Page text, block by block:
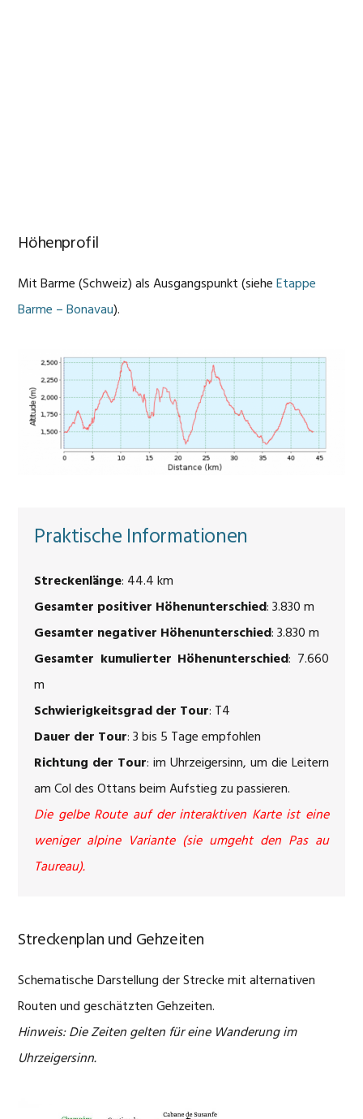
Höhenprofil
Mit Barme (Schweiz) als Ausgangspunkt (sieheEtappe
Barme – Bonavau).
Praktische Informationen
Streckenlänge: 44.4 km
Gesamter positiver Höhenunterschied: 3.830 m
Gesamter negativer Höhenunterschied: 3.830 m
Gesamter kumulierter Höhenunterschied: 7.660
m
Schwierigkeitsgrad der Tour: T4
Dauer der Tour: 3 bis 5 Tage empfohlen
Richtung der Tour: im Uhrzeigersinn, um die Leitern
am Col des Ottans beim Aufstieg zu passieren.
Die gelbe Route auf der interaktiven Karte ist eine
weniger alpine Variante (sie umgeht den Pas au
Taureau).
Streckenplan und Gehzeiten
Schematische Darstellung der Strecke mit alternativen
Routen und geschätzten Gehzeiten.
Hinweis: Die Zeiten gelten für eine Wanderung im
Uhrzeigersinn.